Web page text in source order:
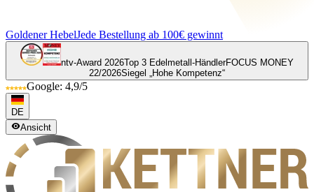
Goldener HebelJede Bestellung ab 100€ gewinnt
ntv-Award 2026Top 3 Edelmetall-HändlerFOCUS MONEY
22/2026Siegel „Hohe Kompetenz“
Google: 4,9/5
DE
Ansicht